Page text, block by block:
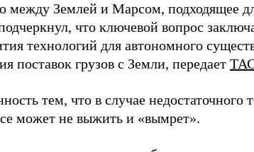
между Землей и Марсом, подходящее
что ключевой вопрос
технологий для автономного
поставок грузов с Земли, передает
тем, что в случае недостаточного
может не выжить и «вымрет».